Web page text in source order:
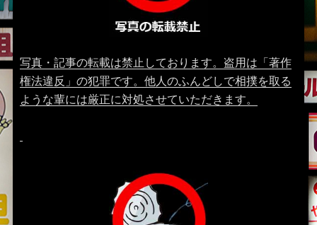
写真・記事の転載は禁止しております。盗用は「著作
権法違反」の犯罪です。他人のふんどしで相撲を取る
ような輩には厳正に対処させていただきます。